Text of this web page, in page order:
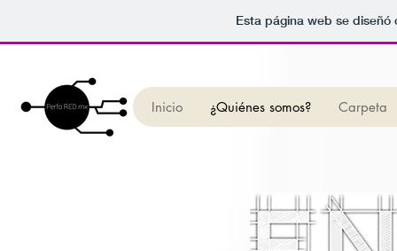
Esta página web se
Inicio ¿Quiénes somos? Carpeta